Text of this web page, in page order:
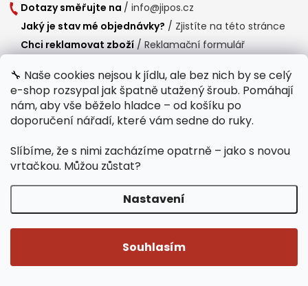
🔧 Naše cookies nejsou k jídlu, ale bez nich by se celý
e-shop rozsypal jak špatně utažený šroub. Pomáhají
nám, aby vše běželo hladce – od košíku po
doporučení nářadí, které vám sedne do ruky.
Slíbíme, že s nimi zacházíme opatrně – jako s novou
vrtačkou. Můžou zůstat?
Nastavení
Souhlasím
Dotazy směřujte na / info@jipos.cz
Jaký je stav mé objednávky? / Zjistíte na této stránce
Chci reklamovat zboží / Reklamační formulář
Provozní doba
Po-Čt /
8:00 - 15:00
Polední přestávka /11:00 - 11:30
Běží na Shoptet Premium/Webdesign mi-ma.cz
Copyright 2026Jipos.cz. Všechna práva vyhrazena.Upravit nastavení
cookies